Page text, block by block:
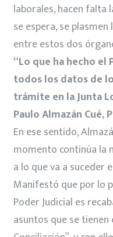
laborales, hacen falta
se espera, se
entre estos dos
“Lo que ha hecho el
todos los datos de
trámite en la Junta
Paulo Almazán Cué,
En ese sentido,
momento continúa la
a lo que va a suceder
Manifestó que por lo
Poder Judicial es
asuntos que se